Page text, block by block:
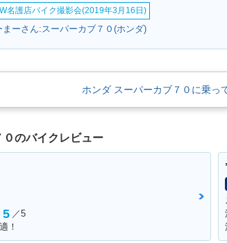
名護店バイク撮影会(2019年3月16日)
まーさん:スーパーカブ７０(ホンダ)
ホンダ スーパーカブ７０に乗っ
のバイクレビュー
5 ／5
！